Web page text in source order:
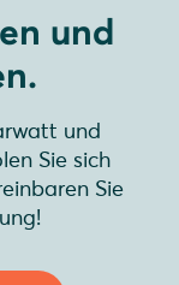
und
und
Sie sich
Sie